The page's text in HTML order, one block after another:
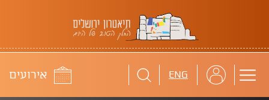
תיאטרון ירושלים
ENG לוח
אירועים